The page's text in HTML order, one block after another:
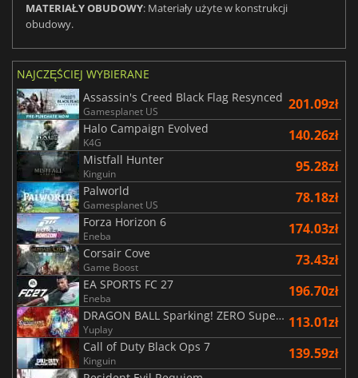
MATERIAŁY OBUDOWY: Materiały użyte w konstrukcji
obudowy.
NAJCZĘŚCIEJ WYBIERANE
Assassin's Creed Black Flag Resynced
Gamesplanet US 201.09zł
Halo Campaign Evolved
K4G 140.26zł
Mistfall Hunter
Kinguin 95.28zł
Palworld
Gamesplanet US 78.18zł
Forza Horizon 6
Eneba 174.03zł
Corsair Cove
Game Boost 73.43zł
EA SPORTS FC 27
Eneba 196.70zł
DRAGON BALL Sparking! ZERO Super Limit Breaking NEO
Yuplay 113.01zł
Call of Duty Black Ops 7
Kinguin 139.59zł